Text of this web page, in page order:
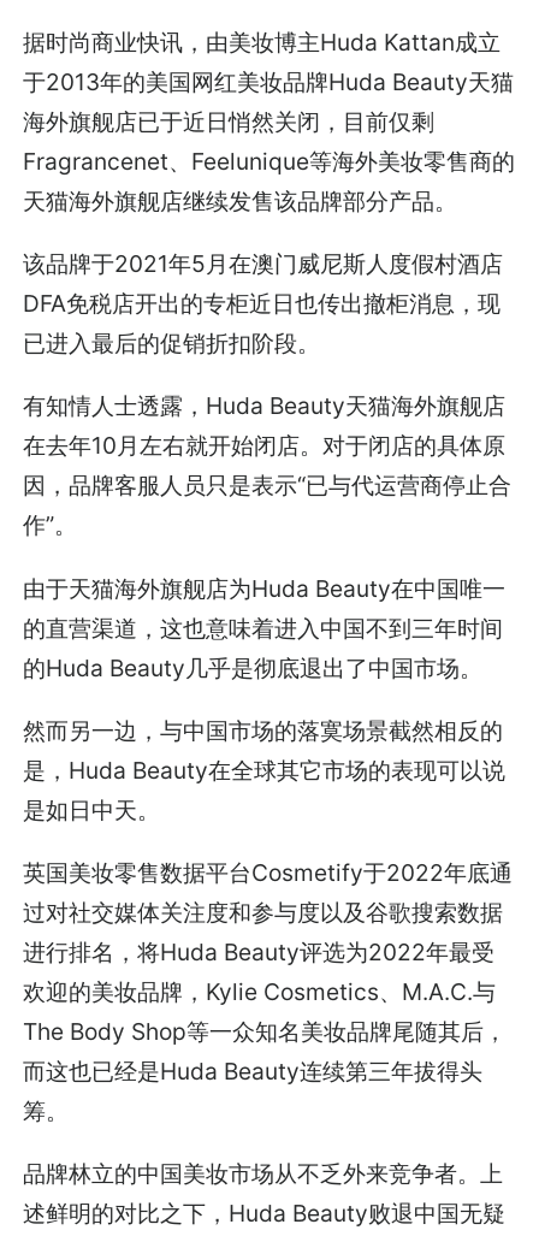
据时尚商业快讯，由美妆博主Huda Kattan成立
于2013年的美国网红美妆品牌Huda Beauty天猫
海外旗舰店已于近日悄然关闭，目前仅剩
Fragrancenet、Feelunique等海外美妆零售商的
天猫海外旗舰店继续发售该品牌部分产品。
该品牌于2021年5月在澳门威尼斯人度假村酒店
DFA免税店开出的专柜近日也传出撤柜消息，现
已进入最后的促销折扣阶段。
有知情人士透露，Huda Beauty天猫海外旗舰店
在去年10月左右就开始闭店。对于闭店的具体原
因，品牌客服人员只是表示“已与代运营商停止合
作”。
由于天猫海外旗舰店为Huda Beauty在中国唯一
的直营渠道，这也意味着进入中国不到三年时间
的Huda Beauty几乎是彻底退出了中国市场。
然而另一边，与中国市场的落寞场景截然相反的
是，Huda Beauty在全球其它市场的表现可以说
是如日中天。
英国美妆零售数据平台Cosmetify于2022年底通
过对社交媒体关注度和参与度以及谷歌搜索数据
进行排名，将Huda Beauty评选为2022年最受
欢迎的美妆品牌，Kylie Cosmetics、M.A.C.与
The Body Shop等一众知名美妆品牌尾随其后，
而这也已经是Huda Beauty连续第三年拔得头
筹。
品牌林立的中国美妆市场从不乏外来竞争者。上
述鲜明的对比之下，Huda Beauty败退中国无疑